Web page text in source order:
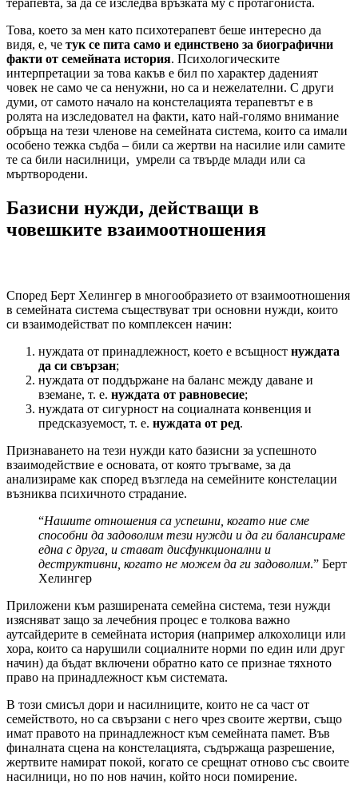
Това, което за мен като психотерапевт беше интересно да
видя, е, че тук се пита само и единствено за биографични
факти от семейната история. Психологическите
интерпретации за това какъв е бил по характер даденият
човек не само че са ненужни, но са и нежелателни. С други
думи, от самото начало на констелацията терапевтът е в
ролята на изследовател на факти, като най-голямо внимание
обръща на тези членове на семейната система, които са имали
особено тежка съдба – били са жертви на насилие или самите
те са били насилници, умрели са твърде млади или са
мъртвородени.
Базисни нужди, действащи в
човешките взаимоотношения
Според Берт Хелингер в многообразието от взаимоотношения
в семейната система съществуват три основни нужди, които
си взаимодействат по комплексен начин:
нуждата от принадлежност, което е всъщност нуждата
да си свързан;
нуждата от поддържане на баланс между даване и
вземане, т. е. нуждата от равновесие;
нуждата от сигурност на социалната конвенция и
предсказуемост, т. е. нуждата от ред.
Признаването на тези нужди като базисни за успешното
взаимодействие е основата, от която тръгваме, за да
анализираме как според възгледа на семейните констелации
възниква психичното страдание.
“Нашите отношения са успешни, когато ние сме
способни да задоволим тези нужди и да ги балансираме
една с друга, и стават дисфункционални и
деструктивни, когато не можем да ги задоволим.” Берт
Хелингер
Приложени към разширената семейна система, тези нужди
изясняват защо за лечебния процес е толкова важно
аутсайдерите в семейната история (например алкохолици или
хора, които са нарушили социалните норми по един или друг
начин) да бъдат включени обратно като се признае тяхното
право на принадлежност към системата.
В този смисъл дори и насилниците, които не са част от
семейството, но са свързани с него чрез своите жертви, също
имат правото на принадлежност към семейната памет. Във
финалната сцена на констелацията, съдържаща разрешение,
жертвите намират покой, когато се срещнат отново със своите
насилници, но по нов начин, който носи помирение.